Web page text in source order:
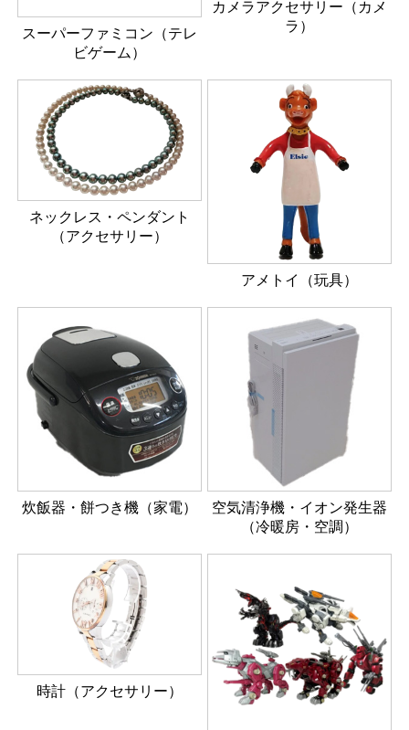
スーパーファミコン（テレ
ビゲーム）
カメラアクセサリー（カメ
ラ）
ネックレス・ペンダント
（アクセサリー）
アメトイ（玩具）
炊飯器・餅つき機（家電）
空気清浄機・イオン発生器
（冷暖房・空調）
時計（アクセサリー）